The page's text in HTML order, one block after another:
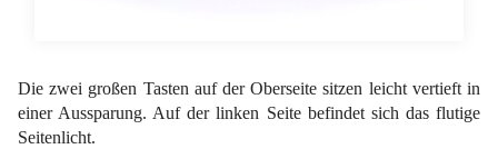
Die zwei großen Tasten auf der Oberseite sitzen leicht vertieft in
einer Aussparung. Auf der linken Seite befindet sich das flutige
Seitenlicht.